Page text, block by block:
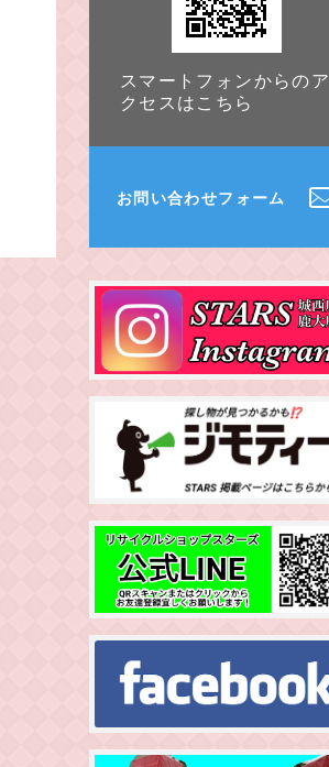
スマートフォンからのア
クセスはこちら
お問い合わせフォーム